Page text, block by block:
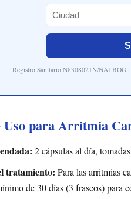
Registro Sanitario N8308021N/NALBOG
Uso para Arritmia
2 cápsulas al día,
tratamiento: Para las arritmias
de 30 días (3 frascos) para